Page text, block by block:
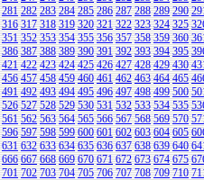
281 282 283 284 285 286 287 288 289 290
316 317 318 319 320 321 322 323 324 325
351 352 353 354 355 356 357 358 359 360
386 387 388 389 390 391 392 393 394 395
421 422 423 424 425 426 427 428 429 430
456 457 458 459 460 461 462 463 464 465
491 492 493 494 495 496 497 498 499 500
526 527 528 529 530 531 532 533 534 535
561 562 563 564 565 566 567 568 569 570
596 597 598 599 600 601 602 603 604 605
631 632 633 634 635 636 637 638 639 640
666 667 668 669 670 671 672 673 674 675
701 702 703 704 705 706 707 708 709 710